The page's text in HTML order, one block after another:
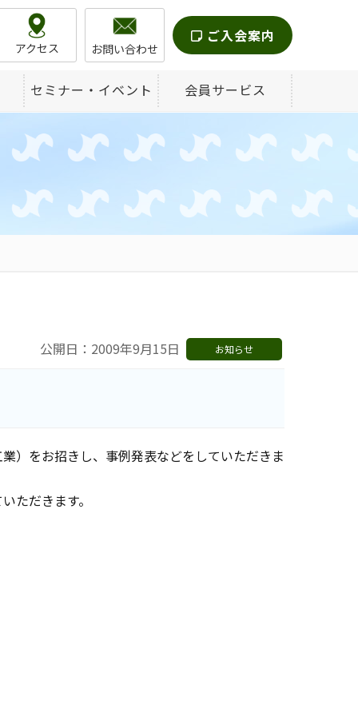
アクセス お問い合わせ
ご入会案内
セミナー・イベント 会員サービス
公開日：2009年9月15日 お知らせ
）をお招きし、事例発表などをしていただきま
ただきます。